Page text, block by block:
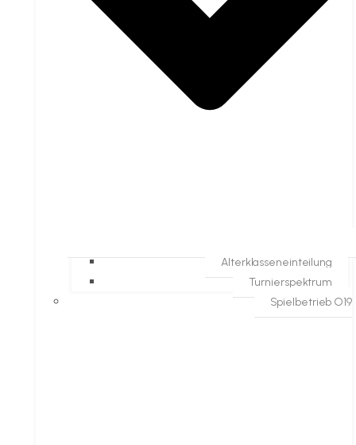
Alterklasseneinteilung
Turnierspektrum
Spielbetrieb O19